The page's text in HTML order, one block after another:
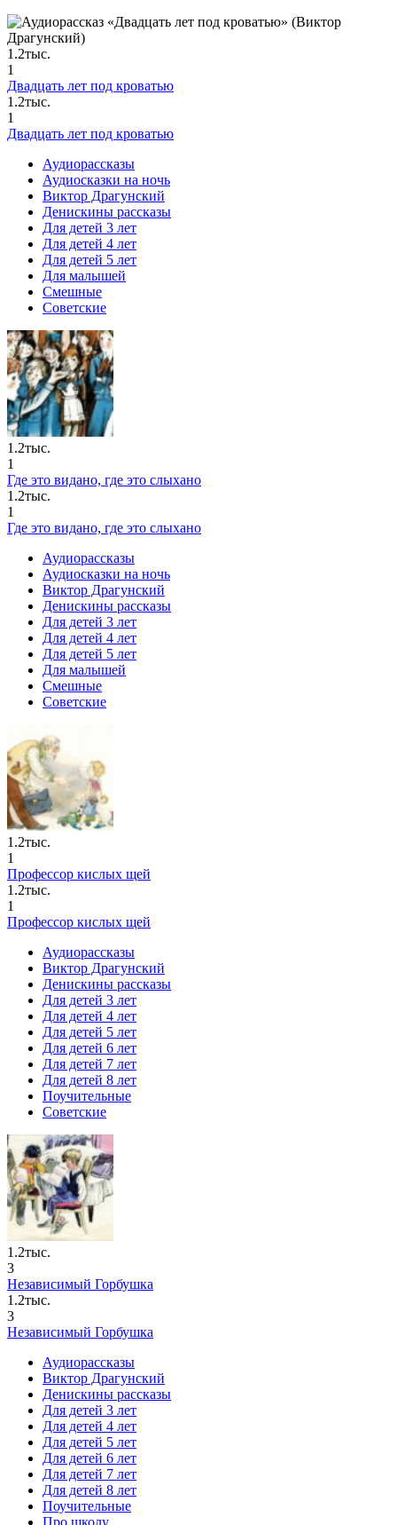
1.2тыс.
1
Двадцать лет под кроватью
1.2тыс.
1
Двадцать лет под кроватью
Аудиорассказы
Аудиосказки на ночь
Виктор Драгунский
Денискины рассказы
Для детей 3 лет
Для детей 4 лет
Для детей 5 лет
Для малышей
Смешные
Советские
1.2тыс.
1
Где это видано, где это слыхано
1.2тыс.
1
Где это видано, где это слыхано
Аудиорассказы
Аудиосказки на ночь
Виктор Драгунский
Денискины рассказы
Для детей 3 лет
Для детей 4 лет
Для детей 5 лет
Для малышей
Смешные
Советские
1.2тыс.
1
Профессор кислых щей
1.2тыс.
1
Профессор кислых щей
Аудиорассказы
Виктор Драгунский
Денискины рассказы
Для детей 3 лет
Для детей 4 лет
Для детей 5 лет
Для детей 6 лет
Для детей 7 лет
Для детей 8 лет
Поучительные
Советские
1.2тыс.
3
Независимый Горбушка
1.2тыс.
3
Независимый Горбушка
Аудиорассказы
Виктор Драгунский
Денискины рассказы
Для детей 3 лет
Для детей 4 лет
Для детей 5 лет
Для детей 6 лет
Для детей 7 лет
Для детей 8 лет
Поучительные
Про школу